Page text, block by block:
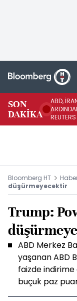
SON
DAKİKA
ABD,
REUTERS
Bloomberg HT
düşürmeyecektir
Trump:
ABD Merkez
yaşanan ABD
faizde
buçuk paz